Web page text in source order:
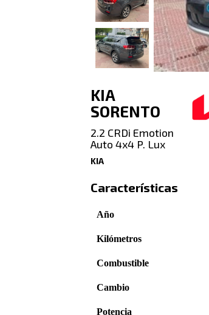
KIA
SORENTO
2.2 CRDi Emotion
Auto 4x4 P. Lux
KIA
Características
Año
Kilómetros
Combustible
Cambio
Potencia